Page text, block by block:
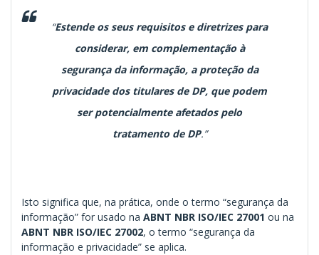
“Estende os seus requisitos e diretrizes para
considerar, em complementação à
segurança da informação, a proteção da
privacidade dos titulares de DP, que podem
ser potencialmente afetados pelo
tratamento de DP.”
Isto significa que, na prática, onde o termo “segurança da
informação” for usado na ABNT NBR ISO/IEC 27001 ou na
ABNT NBR ISO/IEC 27002, o termo “segurança da
informação e privacidade” se aplica.